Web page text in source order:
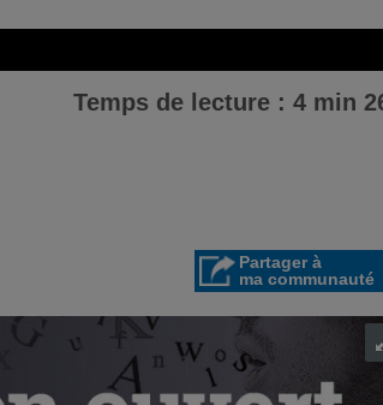
Temps de lecture : 4 min
Partager à
ma communauté